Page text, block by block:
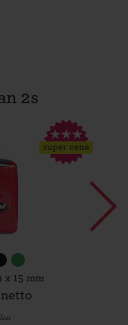
2s
super cena
15 mm
netto